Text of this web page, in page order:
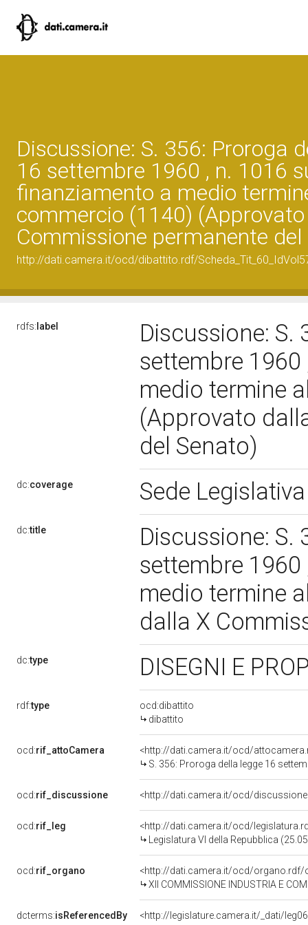
Discussione: S. 356: Proroga
16 settembre 1960 , n. 1016
finanziamento a medio
commercio (1140)
Commissione permanente del
http://dati.camera.it/ocd/dibattito.rdf/
rdfs: label
Discussione: S.
settembre
medio termine
(Approvato
del Senato)
dc:coverage Sede
dc:title
Discussione: S.
settembre
medio termine
dalla X
dc:type DISEGNI E
rdf:type
ocd:dibattito
dibattito
ocd:rif_attoCamera
<http://dati.camera.it/ocd/
S. 356: Proroga della legge 16
ocd:rif_discussione <http://dati.camera.it/ocd/
ocd:rif_leg
<http://dati.camera.it/ocd/
Legislatura VI della Repubblica
ocd:rif_organo
<http://dati.camera.it/ocd/organo.rdf/
XII COMMISSIONE INDUSTRIA E
dcterms:isReferencedBy